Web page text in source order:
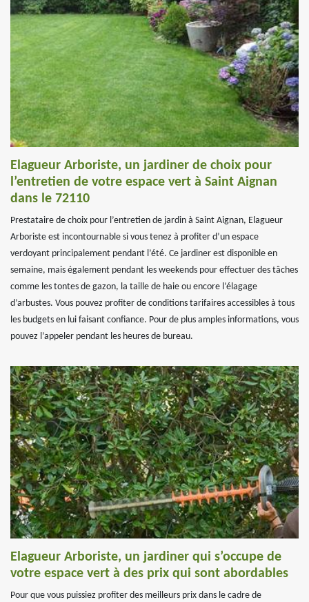
Elagueur Arboriste, un jardiner de choix pour
l’entretien de votre espace vert à Saint Aignan
dans le 72110
Prestataire de choix pour l’entretien de jardin à Saint Aignan, Elagueur
Arboriste est incontournable si vous tenez à profiter d’un espace
verdoyant principalement pendant l’été. Ce jardiner est disponible en
semaine, mais également pendant les weekends pour effectuer des tâches
comme les tontes de gazon, la taille de haie ou encore l’élagage
d’arbustes. Vous pouvez profiter de conditions tarifaires accessibles à tous
les budgets en lui faisant confiance. Pour de plus amples informations, vous
pouvez l’appeler pendant les heures de bureau.
Elagueur Arboriste, un jardiner qui s’occupe de
votre espace vert à des prix qui sont abordables
Pour que vous puissiez profiter des meilleurs prix dans le cadre de